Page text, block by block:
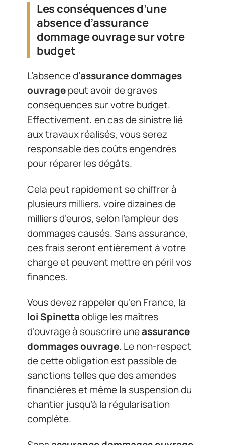
Les conséquences d’une
absence d’assurance
dommage ouvrage sur votre
budget
L’absence d’assurance dommages
ouvragepeut avoir de graves
conséquences sur votre budget.
Effectivement, en cas de sinistre lié
aux travaux réalisés, vous serez
responsable des coûts engendrés
pour réparer les dégâts.
Cela peut rapidement se chiffrer à
plusieurs milliers, voire dizaines de
milliers d’euros, selon l’ampleur des
dommages causés. Sans assurance,
ces frais seront entièrement à votre
charge et peuvent mettre en péril vos
finances.
Vous devez rappeler qu’en France, la
loi Spinettaoblige les maîtres
d’ouvrage à souscrire uneassurance
dommages ouvrage. Le non-respect
de cette obligation est passible de
sanctions telles que des amendes
financières et même la suspension du
chantier jusqu’à la régularisation
complète.